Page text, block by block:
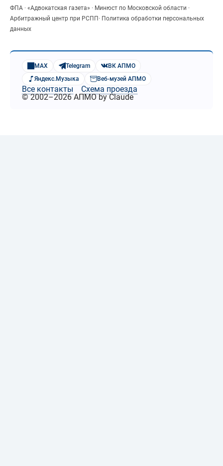
ФПА · «Адвокатская газета» · Минюст по Московской области ·
Арбитражный центр при РСПП · Политика обработки персональных
данных
MAX Telegram
ВК АПМО
Яндекс.Музыка
Веб-музей АПМО
Все контакты
Схема проезда
© 2002–2026 АПМО by Claude